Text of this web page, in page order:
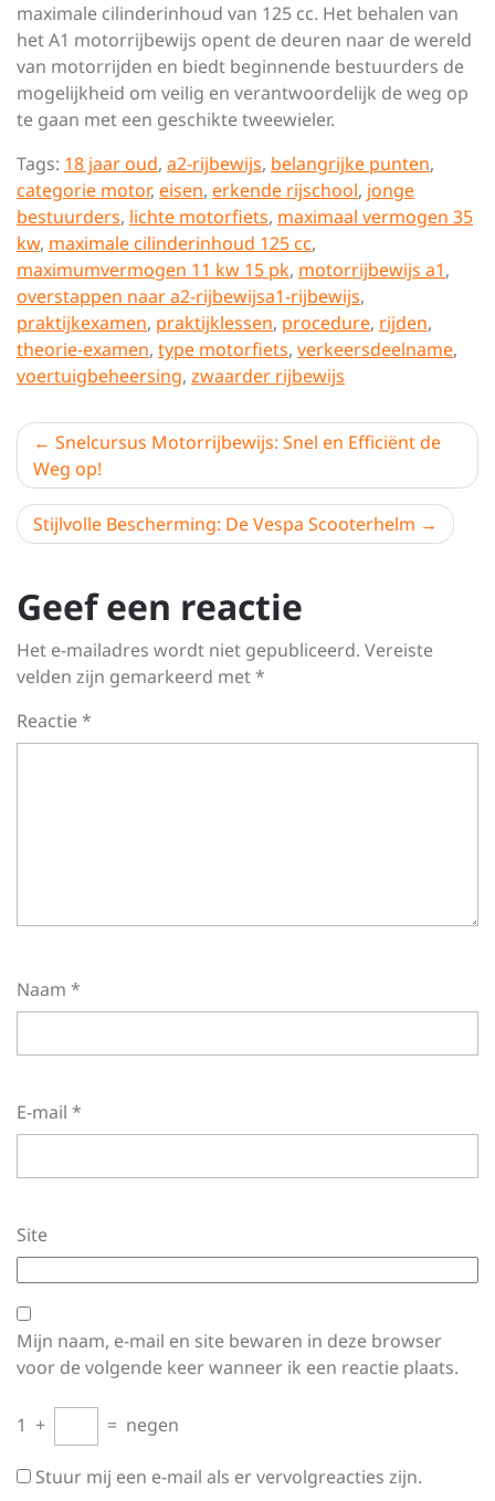
maximale cilinderinhoud van 125 cc. Het behalen van
het A1 motorrijbewijs opent de deuren naar de wereld
van motorrijden en biedt beginnende bestuurders de
mogelijkheid om veilig en verantwoordelijk de weg op
te gaan met een geschikte tweewieler.
Tags: 18 jaar oud, a2-rijbewijs, belangrijke punten,
categorie motor, eisen, erkende rijschool, jonge
bestuurders, lichte motorfiets, maximaal vermogen 35
kw, maximale cilinderinhoud 125 cc,
maximumvermogen 11 kw 15 pk, motorrijbewijs a1,
overstappen naar a2-rijbewijsa1-rijbewijs,
praktijkexamen, praktijklessen, procedure, rijden,
theorie-examen, type motorfiets, verkeersdeelname,
voertuigbeheersing, zwaarder rijbewijs
Berichtnavigatie
Snelcursus Motorrijbewijs: Snel en Efficiënt de
Weg op!
Stijlvolle Bescherming: De Vespa Scooterhelm
Geef een reactie
Het e-mailadres wordt niet gepubliceerd. Vereiste
velden zijn gemarkeerd met*
Reactie*
Naam *
E-mail *
Site
Mijn naam, e-mail en site bewaren in deze browser
voor de volgende keer wanneer ik een reactie plaats.
1 + = negen
Stuur mij een e-mail als er vervolgreacties zijn.